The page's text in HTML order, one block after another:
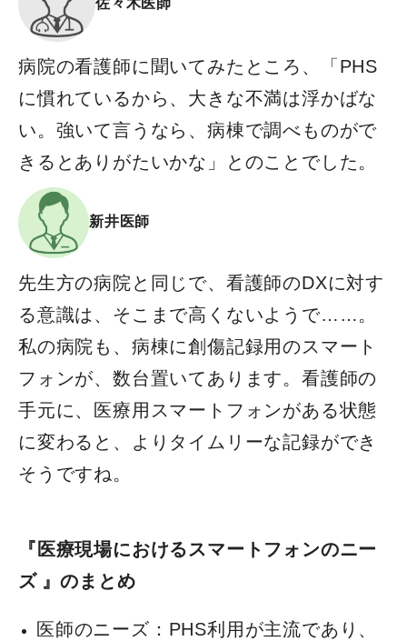
病院の看護師に聞いてみたところ、「PHS
に慣れているから、大きな不満は浮かばな
い。強いて言うなら、病棟で調べものがで
きるとありがたいかな」とのことでした。
新井医師
先生方の病院と同じで、看護師のDXに対す
る意識は、そこまで高くないようで……。
私の病院も、病棟に創傷記録用のスマート
フォンが、数台置いてあります。看護師の
手元に、医療用スマートフォンがある状態
に変わると、よりタイムリーな記録ができ
そうですね。
『 医療現場におけるスマートフォンのニー
ズ 』のまとめ
医師のニーズ：PHS利用が主流であり、